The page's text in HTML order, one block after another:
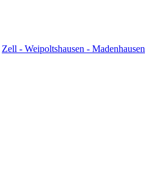
Zell - Weipoltshausen - Madenhausen